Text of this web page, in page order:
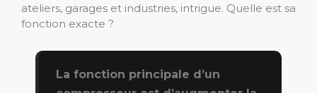
ateliers, garages et industries, intrigue. Quelle est sa
fonction exacte ?
La fonction principale d’un